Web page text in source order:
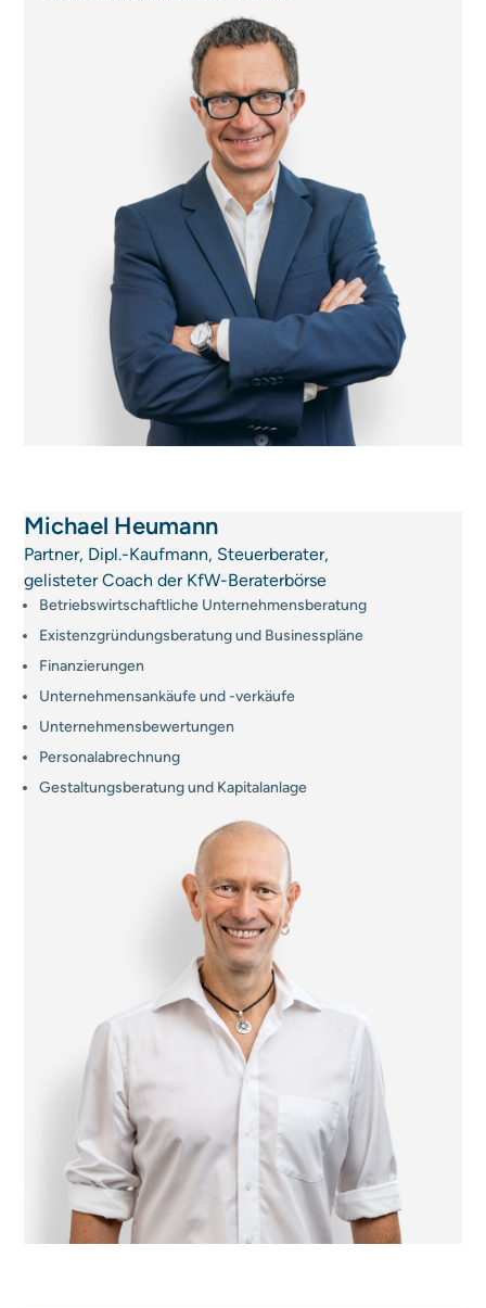
Michael Heumann
Partner, Dipl.-Kaufmann, Steuerberater,
gelisteter Coach der KfW-Beraterbörse
Betriebswirtschaftliche Unternehmensberatung
Existenzgründungsberatung und Businesspläne
Finanzierungen
Unternehmensankäufe und -verkäufe
Unternehmensbewertungen
Personalabrechnung
Gestaltungsberatung und Kapitalanlage